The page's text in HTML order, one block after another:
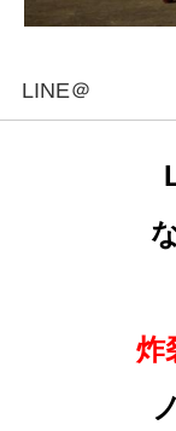
LINE＠
炸